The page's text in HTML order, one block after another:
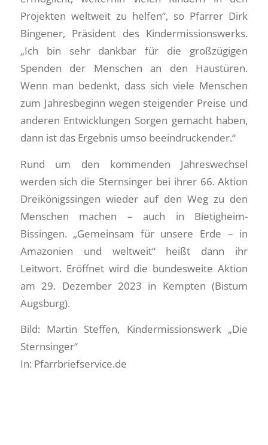
Projekten weltweit zu helfen“, so Pfarrer Dirk
Bingener, Präsident des Kindermissionswerks.
„Ich bin sehr dankbar für die großzügigen
Spenden der Menschen an den Haustüren.
Wenn man bedenkt, dass sich viele Menschen
zum Jahresbeginn wegen steigender Preise und
anderen Entwicklungen Sorgen gemacht haben,
dann ist das Ergebnis umso beeindruckender.“
Rund um den kommenden Jahreswechsel
werden sich die Sternsinger bei ihrer 66. Aktion
Dreikönigssingen wieder auf den Weg zu den
Menschen machen – auch in Bietigheim-
Bissingen. „Gemeinsam für unsere Erde – in
Amazonien und weltweit“ heißt dann ihr
Leitwort. Eröffnet wird die bundesweite Aktion
am 29. Dezember 2023 in Kempten (Bistum
Augsburg).
Bild: Martin Steffen, Kindermissionswerk „Die
Sternsinger“
In: Pfarrbriefservice.de